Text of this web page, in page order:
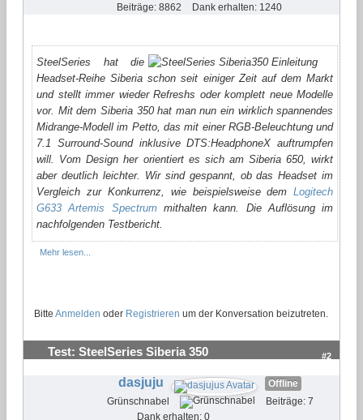
Beiträge: 8862
Dank erhalten: 1240
SteelSeries hat die
Headset-Reihe Siberia schon seit einiger Zeit auf dem Markt
und stellt immer wieder Refreshs oder komplett neue Modelle
vor. Mit dem Siberia 350 hat man nun ein wirklich spannendes
Midrange-Modell im Petto, das mit einer RGB-Beleuchtung und
7.1 Surround-Sound inklusive DTS:HeadphoneX auftrumpfen
will. Vom Design her orientiert es sich am Siberia 650, wirkt
aber deutlich leichter. Wir sind gespannt, ob das Headset im
Vergleich zur Konkurrenz, wie beispielsweise demLogitech
G633 Artemis Spectrummithalten kann. Die Auflösung im
nachfolgenden Testbericht.
Mehr lesen...
Bitte Anmelden oder Registrieren um der Konversation beizutreten.
Test: SteelSeries Siberia 350 #2
dasjuju
Offline
Grünschnabel
Beiträge: 7
Dank erhalten: 0